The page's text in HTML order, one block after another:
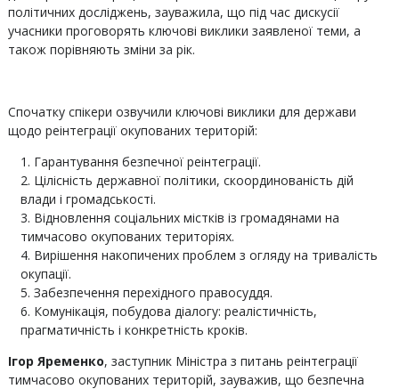
політичних досліджень, зауважила, що під час дискусії
учасники проговорять ключові виклики заявленої теми, а
також порівняють зміни за рік.
Спочатку спікери озвучили ключові виклики для держави
щодо реінтеграції окупованих територій:
Гарантування безпечної реінтеграції.
Цілісність державної політики, скоординованість дій
влади і громадськості.
Відновлення соціальних містків із громадянами на
тимчасово окупованих територіях.
Вирішення накопичених проблем з огляду на тривалість
окупації.
Забезпечення перехідного правосуддя.
Комунікація, побудова діалогу: реалістичність,
прагматичність і конкретність кроків.
Ігор Яременко, заступник Міністра з питань реінтеграції
тимчасово окупованих територій, зауважив, що безпечна